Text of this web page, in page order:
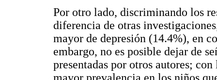
Por otro lado, discriminando los
diferencia de otras
mayor de depresión (14.4%), en
embargo, no es posible dejar de
presentadas por otros autores;